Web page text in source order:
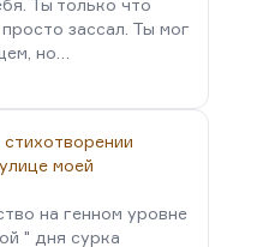
Ты только что
зассал. Ты мог
но…
моей
на генном уровне
" дня сурка